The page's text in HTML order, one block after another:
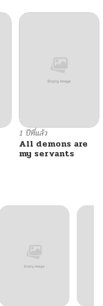
1 ปีที่แล้ว
All demons are
my servants